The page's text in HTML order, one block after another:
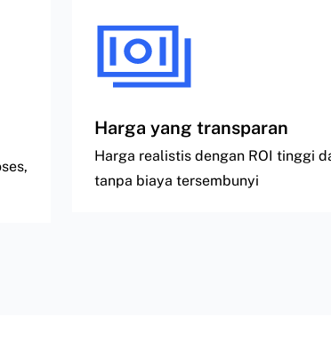
Harga yang transparan
Harga realistis dengan ROI tinggi
tanpa biaya tersembunyi